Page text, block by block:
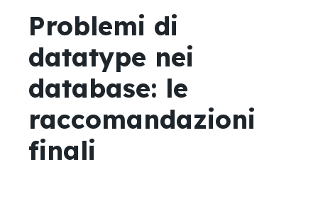
Problemi di
datatype nei
database: le
raccomandazioni
finali